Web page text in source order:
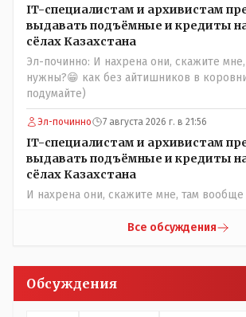
- все эти вопросы можно решать и
удалённо - лёжа на диване, в городе. Но,
современных и оцифрованных МТФ
массового переезда лохматых и
ребят из города в село, да и те МТФ я
подозреваю, скоро перейдут на
помошью кувалды, китайского скотча,
проволоки и русского мата. Вот где
именно АРХИВАРИУСАМ - понятие не
все мои архивы по работе и по
помещаются в одну дешёвую китайскую
Впрочем, не надо гадать: - это замутили
наверняка они знают что делают.
IT-специалистам и архивистам
выдавать подъёмные и кредиты
сёлах Казахстана
Эл-починно: И нахрена они, скажите
нужны?😁 как без айтишников в
подумайте)
Эл-починно 7 августа 2026 г. в 21:56
IT-специалистам и архивистам
выдавать подъёмные и кредиты
сёлах Казахстана
И нахрена они, скажите мне, там
Все обсуждения
Обсуждения